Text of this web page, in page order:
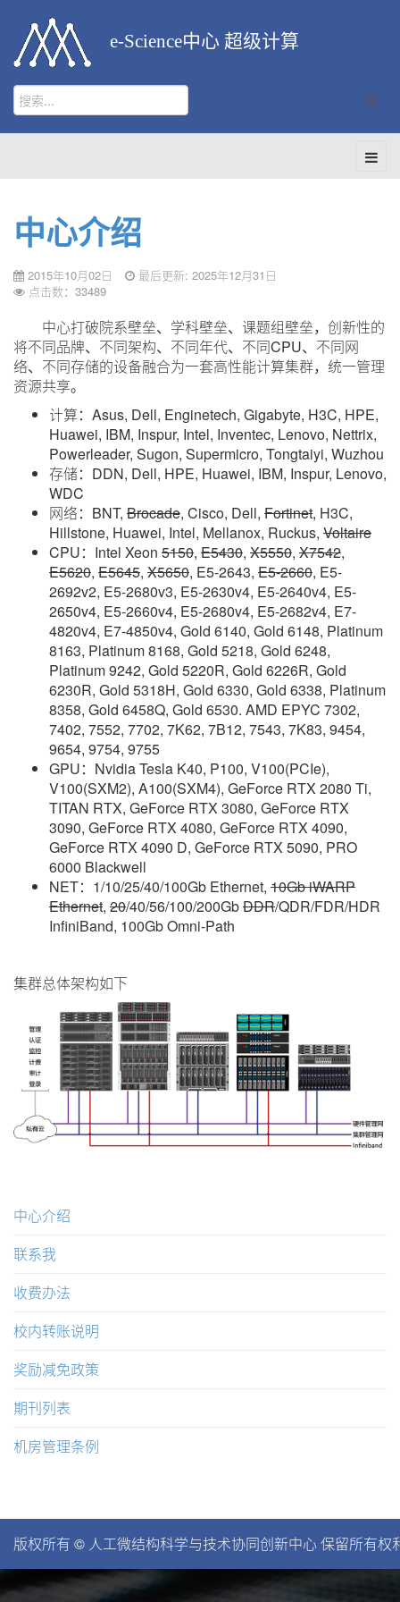
e-Science中心 超级计算
中心介绍
2015年10月02日
最后更新: 2025年12月31日
点击数：33489
中心打破院系壁垒、学科壁垒、课题组壁垒，创新性的
将不同品牌、不同架构、不同年代、不同CPU、不同网
络、不同存储的设备融合为一套高性能计算集群，统一管理
资源共享。
计算：Asus, Dell, Enginetech, Gigabyte, H3C, HPE,
Huawei, IBM, Inspur, Intel, Inventec, Lenovo, Nettrix,
Powerleader, Sugon, Supermicro, Tongtaiyi, Wuzhou
存储：DDN, Dell, HPE, Huawei, IBM, Inspur, Lenovo,
WDC
网络：BNT, Brocade, Cisco, Dell, Fortinet, H3C,
Hillstone, Huawei, Intel, Mellanox, Ruckus, Voltaire
CPU：Intel Xeon 5150, E5430, X5550, X7542,
E5620, E5645, X5650, E5-2643, E5-2660, E5-
2692v2, E5-2680v3, E5-2630v4, E5-2640v4, E5-
2650v4, E5-2660v4, E5-2680v4, E5-2682v4, E7-
4820v4, E7-4850v4, Gold 6140, Gold 6148, Platinum
8163, Platinum 8168, Gold 5218, Gold 6248,
Platinum 9242, Gold 5220R, Gold 6226R, Gold
6230R, Gold 5318H, Gold 6330, Gold 6338, Platinum
8358, Gold 6458Q, Gold 6530. AMD EPYC 7302,
7402, 7552, 7702, 7K62, 7B12, 7543, 7K83, 9454,
9654, 9754, 9755
GPU：Nvidia Tesla K40, P100, V100(PCIe),
V100(SXM2), A100(SXM4), GeForce RTX 2080 Ti,
TITAN RTX, GeForce RTX 3080, GeForce RTX
3090, GeForce RTX 4080, GeForce RTX 4090,
GeForce RTX 4090 D, GeForce RTX 5090, PRO
6000 Blackwell
NET：1/10/25/40/100Gb Ethernet, 10Gb iWARP
Ethernet, 20/40/56/100/200GbDDR/QDR/FDR/HDR
InfiniBand, 100Gb Omni-Path
集群总体架构如下
中心介绍
联系我
收费办法
校内转账说明
奖励减免政策
期刊列表
机房管理条例
版权所有 © 人工微结构科学与技术协同创新中心 保留所有